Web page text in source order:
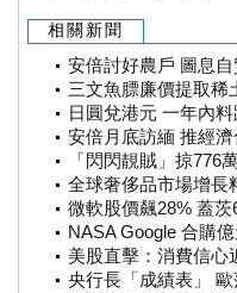
相關新聞
安倍討好農戶 圖息
三文魚膘廉價提取稀
日圓兌港元 一年內
安倍月底訪緬 推經濟
「閃閃靚賊」掠776
全球奢侈品市場增長
微軟股價飆28% 蓋
NASA Google 合購
美股直擊：消費信心
央行長「成績表」